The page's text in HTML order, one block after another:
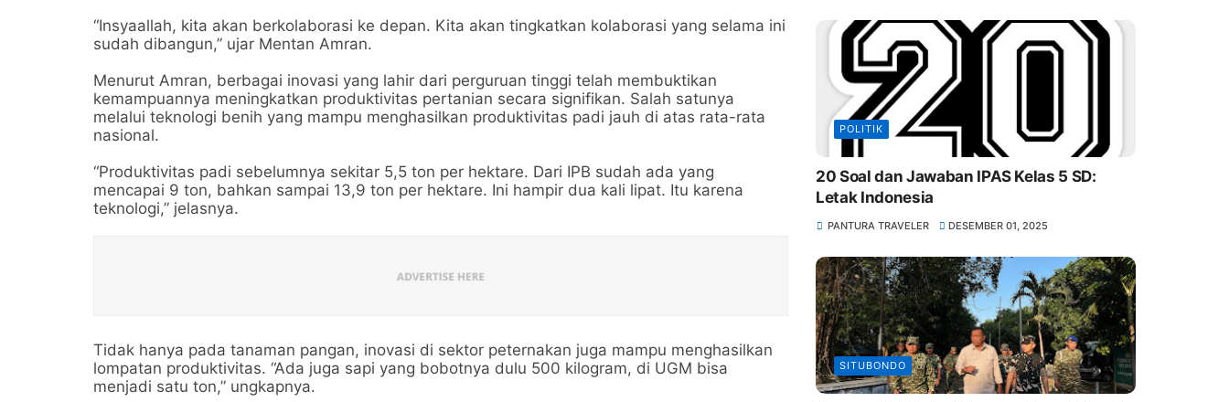
“Insyaallah, kita akan berkolaborasi ke depan. Kita akan tingkatkan kolaborasi yang selama ini
sudah dibangun,” ujar Mentan Amran.
Menurut Amran, berbagai inovasi yang lahir dari perguruan tinggi telah membuktikan
kemampuannya meningkatkan produktivitas pertanian secara signifikan. Salah satunya
melalui teknologi benih yang mampu menghasilkan produktivitas padi jauh di atas rata-rata
nasional.
“Produktivitas padi sebelumnya sekitar 5,5 ton per hektare. Dari IPB sudah ada yang
mencapai 9 ton, bahkan sampai 13,9 ton per hektare. Ini hampir dua kali lipat. Itu karena
teknologi,” jelasnya.
Tidak hanya pada tanaman pangan, inovasi di sektor peternakan juga mampu menghasilkan
lompatan produktivitas. “Ada juga sapi yang bobotnya dulu 500 kilogram, di UGM bisa
menjadi satu ton,” ungkapnya.
POLITIK
20 Soal dan Jawaban IPAS Kelas 5 SD:
Letak Indonesia
PANTURA TRAVELER DESEMBER 01, 2025
SITUBONDO